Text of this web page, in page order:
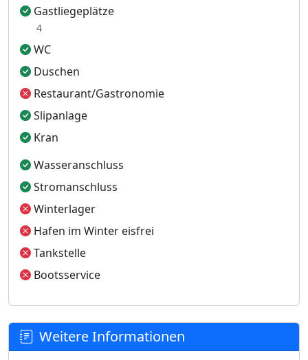
Gastliegeplätze
4
WC
Duschen
Restaurant/Gastronomie
Slipanlage
Kran
Wasseranschluss
Stromanschluss
Winterlager
Hafen im Winter eisfrei
Tankstelle
Bootsservice
Weitere Informationen